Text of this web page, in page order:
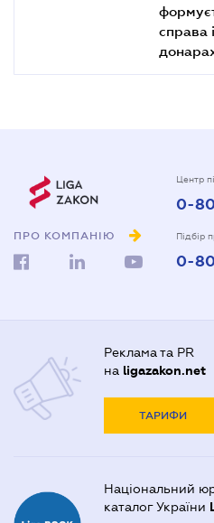
справа
ПРО КОМПАНІЮ
Центр
0-
Підбір
0-
Реклама та PR
на ligazakon.net
ТАРИФИ
Національний
каталог України